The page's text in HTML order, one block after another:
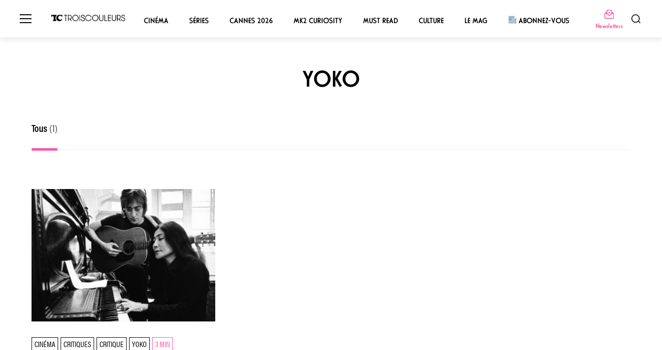
CINÉMA SÉRIES CANNES 2026 MK2 CURIOSITY MUST READ CULTURE LE MAG ABONNEZ-VOUS
Newsletters
YOKO
Tous (1)
CINÉMA CRITIQUES CRITIQUE YOKO 3 MIN